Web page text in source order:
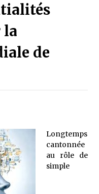
du M’zab
tomber ! »
la
de
Longtemps
cantonnée
au rôle de
simple